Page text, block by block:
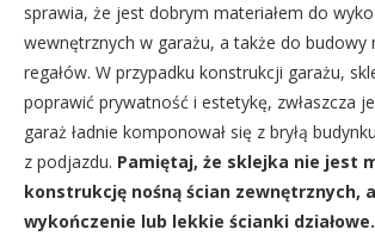
sprawia, że jest dobrym materiałem do
wewnętrznych w garażu, a także do budowy
regałów. W przypadku konstrukcji garażu,
poprawić prywatność i estetykę, zwłaszcza
garaż ładnie komponował się z bryłą
z podjazdu. Pamiętaj, że sklejka nie jest
konstrukcję nośną ścian zewnętrznych,
wykończenie lub lekkie ścianki działowe.